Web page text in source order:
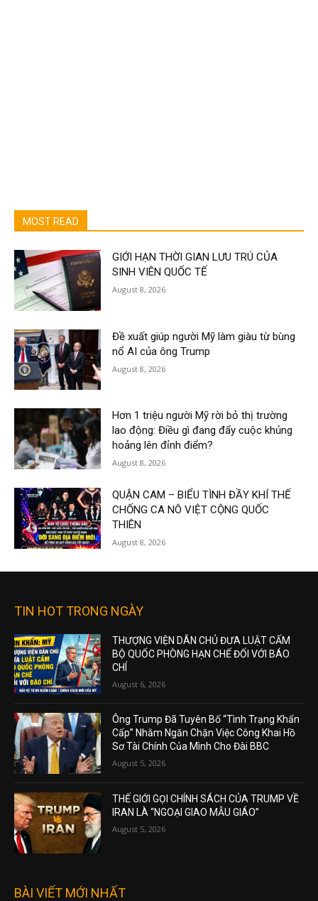
MOST READ
GIỚI HẠN THỜI GIAN LƯU TRÚ CỦA
SINH VIÊN QUỐC TẾ
August 8, 2026
Đề xuất giúp người Mỹ làm giàu từ bùng
nổ AI của ông Trump
August 8, 2026
Hơn 1 triệu người Mỹ rời bỏ thị trường
lao động: Điều gì đang đẩy cuộc khủng
hoảng lên đỉnh điểm?
August 8, 2026
QUẬN CAM – BIỂU TÌNH ĐẦY KHÍ THẾ
CHỐNG CA NÔ VIỆT CỘNG QUỐC
THIÊN
August 8, 2026
TIN HOT TRONG NGÀY
THƯỢNG VIỆN DÂN CHỦ ĐƯA LUẬT CẤM
BỘ QUỐC PHÒNG HẠN CHẾ ĐỐI VỚI BÁO
CHÍ
August 6, 2026
Ông Trump Đã Tuyên Bố “Tình Trạng Khẩn
Cấp” Nhằm Ngăn Chặn Việc Công Khai Hồ
Sơ Tài Chính Của Mình Cho Đài BBC
August 5, 2026
THẾ GIỚI GỌI CHÍNH SÁCH CỦA TRUMP VỀ
IRAN LÀ “NGOẠI GIAO MẪU GIÁO”
August 5, 2026
BÀI VIẾT MỚI NHẤT